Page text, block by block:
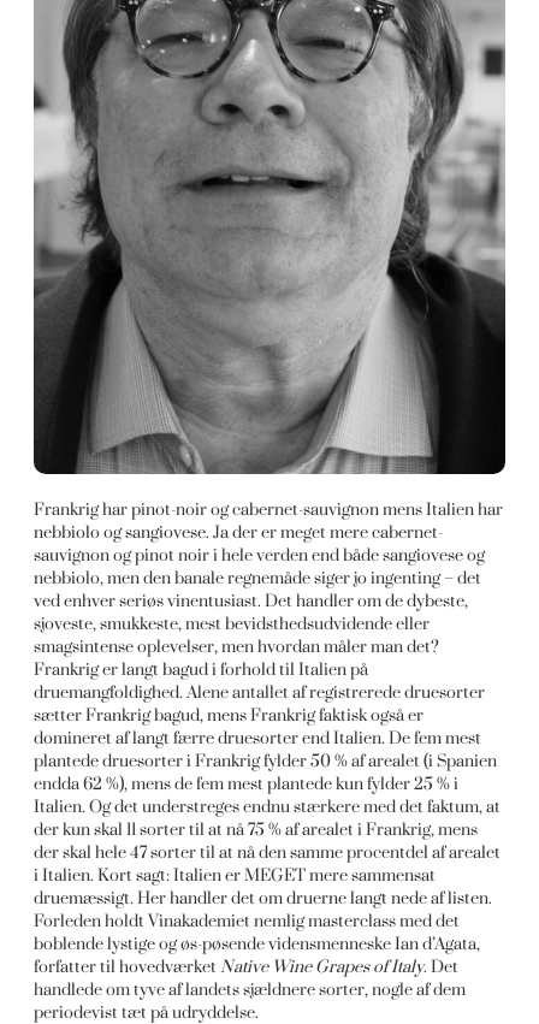
Frankrig har pinot-noir og cabernet-sauvignon mens Italien har
nebbiolo og sangiovese. Ja der er meget mere cabernet-
sauvignon og pinot noir i hele verden end både sangiovese og
nebbiolo, men den banale regnemåde siger jo ingenting – det
ved enhver seriøs vinentusiast. Det handler om de dybeste,
sjoveste, smukkeste, mest bevidsthedsudvidende eller
smagsintense oplevelser, men hvordan måler man det?
Frankrig er langt bagud i forhold til Italien på
druemangfoldighed. Alene antallet af registrerede druesorter
sætter Frankrig bagud, mens Frankrig faktisk også er
domineret af langt færre druesorter end Italien. De fem mest
plantede druesorter i Frankrig fylder 50 % af arealet (i Spanien
endda 62 %), mens de fem mest plantede kun fylder 25 % i
Italien. Og det understreges endnu stærkere med det faktum, at
der kun skal 11 sorter til at nå 75 % af arealet i Frankrig, mens
der skal hele 47 sorter til at nå den samme procentdel af arealet
i Italien. Kort sagt: Italien er MEGET mere sammensat
druemæssigt. Her handler det om druerne langt nede af listen.
Forleden holdt Vinakademiet nemlig masterclass med det
boblende lystige og øs-pøsende vidensmenneske Ian d’Agata,
forfatter til hovedværketNative Wine Grapes of Italy. Det
handlede om tyve af landets sjældnere sorter, nogle af dem
periodevist tæt på udryddelse.